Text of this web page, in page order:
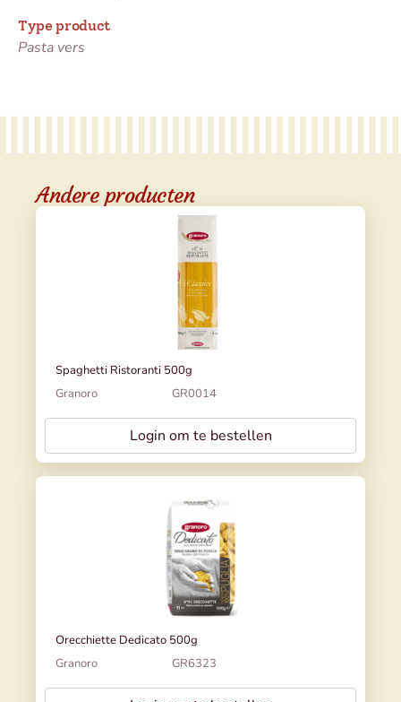
Type product
Pasta vers
Andere producten
Spaghetti Ristoranti 500g
Granoro
GR0014
Login om te bestellen
Orecchiette Dedicato 500g
Granoro
GR6323